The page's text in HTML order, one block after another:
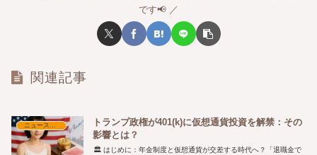
です📢
関連記事
ニュース・時事解説
トランプ政権が401(k)に仮想通貨投資を解禁：その
影響とは？
🏛️ はじめに：年金制度と仮想通貨が交差する時代へ？「退職金で